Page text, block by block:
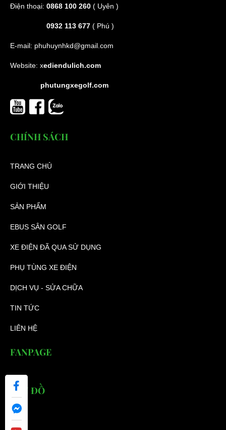
Điện thoại: 0868 100 260 ( Uyên )
0932 113 677 ( Phú )
E-mail: phuhuynhkd@gmail.com
Website: xediendulich.com
phutungxegolf.com
CHÍNH SÁCH
TRANG CHỦ
GIỚI THIỆU
SẢN PHẨM
EBUS SÂN GOLF
XE ĐIỆN ĐÃ QUA SỬ DỤNG
PHỤ TÙNG XE ĐIỆN
DỊCH VỤ - SỬA CHỮA
TIN TỨC
LIÊN HỆ
FANPAGE
BẢN ĐỒ